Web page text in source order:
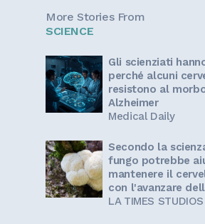
More Stories From
SCIENCE
Gli scienziati
perché alcuni
resistono al
Alzheimer
Medical Daily
Secondo la
fungo potrebbe
mantenere il
con l'avanzare
LA TIMES STUDIOS